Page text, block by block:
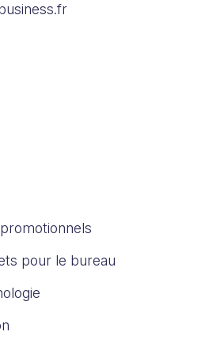
pour le bureau